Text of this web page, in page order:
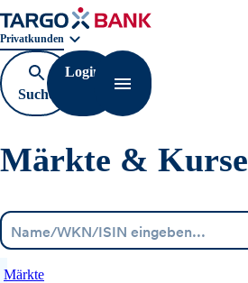
Geschäftsbereichnavigation. Aktuelle Auswahl:
Privatkunden
Suche
öffnen
Login
Navigation öffnen
Märkte & Kurse
Märkte